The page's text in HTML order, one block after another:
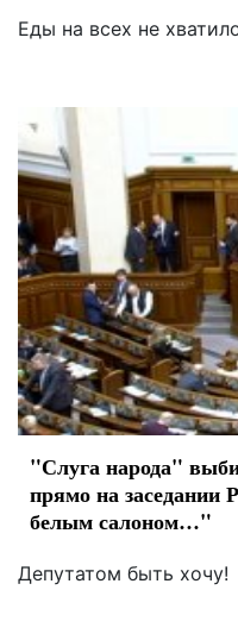
Еды на всех не
"Слуга народа"
прямо на
белым салоном…"
Депутатом быть хочу!